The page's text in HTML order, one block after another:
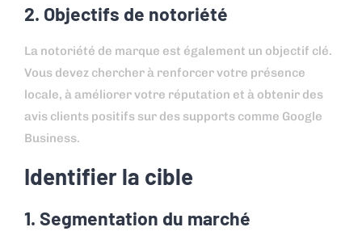
2. Objectifs de notoriété
La notoriété de marque est également un objectif clé.
Vous devez chercher à renforcer votre présence
locale, à améliorer votre réputation et à obtenir des
avis clients positifs sur des supports comme Google
Business.
Identifier la cible
1. Segmentation du marché